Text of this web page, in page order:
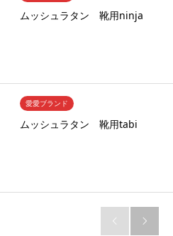
ムッシュラタン 靴用ninja
愛愛ブランド
ムッシュラタン 靴用tabi
 